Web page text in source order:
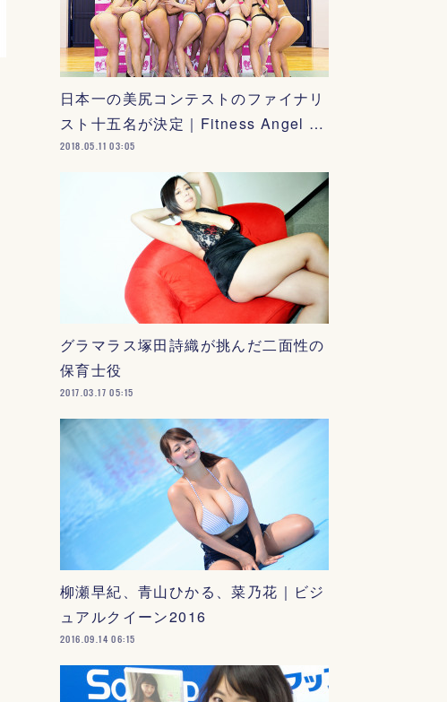
日本一の美尻コンテストのファイナリ
スト十五名が決定｜Fitness Angel …
2018.05.11 03:05
グラマラス塚田詩織が挑んだ二面性の
保育士役
2017.03.17 05:15
柳瀬早紀、青山ひかる、菜乃花｜ビジ
ュアルクイーン2016
2016.09.14 06:15